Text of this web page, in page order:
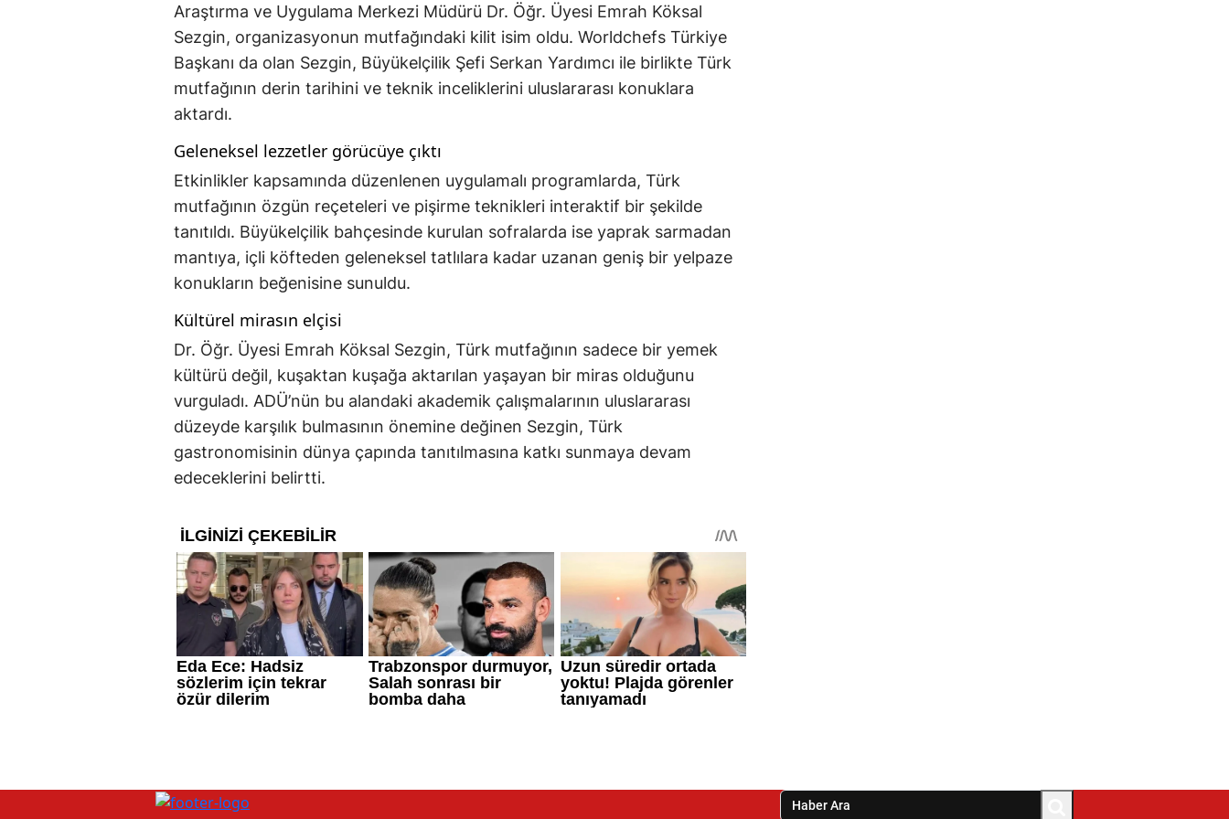
Araştırma ve Uygulama Merkezi Müdürü Dr. Öğr. Üyesi Emrah Köksal
Sezgin, organizasyonun mutfağındaki kilit isim oldu. Worldchefs Türkiye
Başkanı da olan Sezgin, Büyükelçilik Şefi Serkan Yardımcı ile birlikte Türk
mutfağının derin tarihini ve teknik inceliklerini uluslararası konuklara
aktardı.
Geleneksel lezzetler görücüye çıktı
Etkinlikler kapsamında düzenlenen uygulamalı programlarda, Türk
mutfağının özgün reçeteleri ve pişirme teknikleri interaktif bir şekilde
tanıtıldı. Büyükelçilik bahçesinde kurulan sofralarda ise yaprak sarmadan
mantıya, içli köfteden geleneksel tatlılara kadar uzanan geniş bir yelpaze
konukların beğenisine sunuldu.
Kültürel mirasın elçisi
Dr. Öğr. Üyesi Emrah Köksal Sezgin, Türk mutfağının sadece bir yemek
kültürü değil, kuşaktan kuşağa aktarılan yaşayan bir miras olduğunu
vurguladı. ADÜ’nün bu alandaki akademik çalışmalarının uluslararası
düzeyde karşılık bulmasının önemine değinen Sezgin, Türk
gastronomisinin dünya çapında tanıtılmasına katkı sunmaya devam
edeceklerini belirtti.